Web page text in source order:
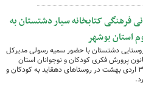
فرهنگی کتابخانه سیار دشتستان به
استان بوشهر
روستایی دشتستان با حضور سمیه رسولی مدیرکل
پرورش فکری کودکان و نوجوانان استان
بوشهر، صبح ۳۰ اردی بهشت در روستاهای دهقاید به کودکان و